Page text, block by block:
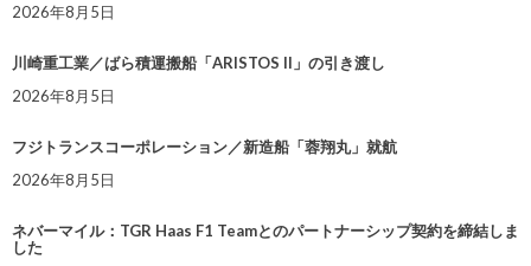
2026年8月5日
川崎重工業／ばら積運搬船「ARISTOS II」の引き渡し
2026年8月5日
フジトランスコーポレーション／新造船「蓉翔丸」就航
2026年8月5日
ネバーマイル：TGR Haas F1 Teamとのパートナーシップ契約を締結しま
した